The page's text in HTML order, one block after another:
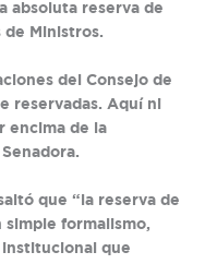
absoluta reserva de
de Ministros.
del Consejo de
reservadas. Aquí ni
encima de la
que “la reserva de
simple formalismo,
que